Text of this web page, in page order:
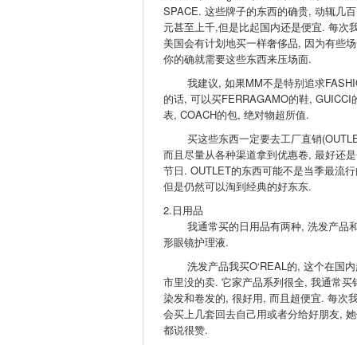
SPACE. 这些牌子的东西的确贵, 动辄几
元甚至上千,但是比起国内还是便宜. 每次
美国会有计划地买一样奢侈品, 因为有些
你的确就需要这些东西来压场面.
我建议, 如果MM不是特别追求
的话, 可以买FERRAGAMO的鞋, GUICCI
表, COACH的包, 绝对物超所值.
买这些东西一定要去工厂直销
而且尽量从各种渠道拿到优惠卷, 最好还
节日. OUTLET的东西可能不是当季最流
但是仍然可以淘到经典的好东东.
2.日用品
我通常买的日用品有两种, 洗发产品
形眼镜护理液.
洗发产品我买O‘REAL的, 这个在国
市里没的卖. 它家产品系列很全, 我通常买
染发和卷发的, 很好用, 而且超便宜. 每次
会买上几套回去自己用或者分给好朋友,
都说很赞.